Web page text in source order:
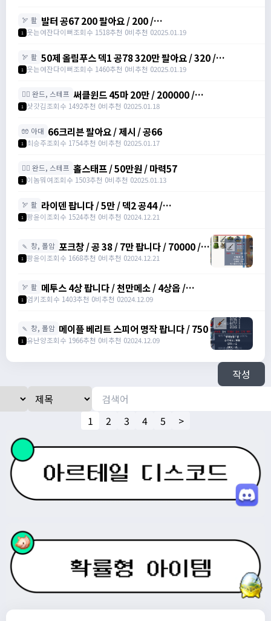
🏹 활 발터 공67 200 팔아요 / 200 /
https://open.kakao.com/o/sudvnjbh
1 웃는여잔다이뻐조회수 1518추천 0비추천 02025.01.19
🏹 활 50제 올림푸스 덱1 공78 320만 팔아요 / 320 /
https://open.kakao.com/o/sudvnjbh
1 웃는여잔다이뻐조회수 1460추천 0비추천 02025.01.19
🧙‍♀️ 완드, 스테프 써클윈드 45마 20만 / 200000 /
https://open.kakao.com/o/sqsdWdbh
1 삿갓김조회수 1492추천 0비추천 02025.01.18
🧤 아대 66크리븐 팔아요 / 제시 / 공66
1 최승주조회수 1754추천 0비추천 02025.01.17
🧙‍♀️ 완드, 스테프 홀스태프 / 50만원 / 마력57
1 이놈뭐여조회수 1503추천 0비추천 02025.01.13
🏹 활 라이덴 팝니다 / 5만 / 덱2 공44 /
https://open.kakao.com/o/szTBqf6g
1 팡윤이조회수 1524추천 0비추천 02024.12.21
🍡 창, 폴암 포크창 / 공 38 / 7만 팝니다 / 70000 /
포크 창 /
https://open.kakao.com/o/szTBqf6g
1 팡윤이조회수 1668추천 0비추천 02024.12.21
🏹 활 메투스 4상 팝니다 / 천만메소 / 4상옵 /
https://open.kakao.com/o/srDmv3Wf
1 엄키조회수 1403추천 0비추천 02024.12.09
🍡 창, 폴암 메이플 베리트 스피어 명작 팝니다 / 750
1 유난양조회수 1966추천 0비추천 02024.12.09
작성
1 2 3 4 5 >